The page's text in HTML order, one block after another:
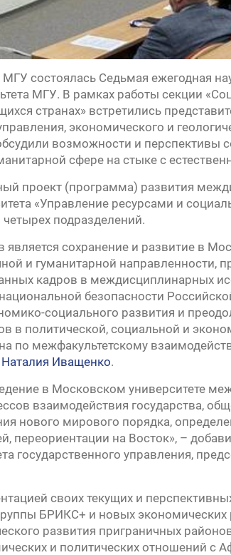
состоялась Седьмая ежегодная
МГУ. В рамках работы секции
странах» встретились
экономического и
возможности и перспективы
сфере на стыке с
проект (программа) развития
«Управление ресурсами и
четырех подразделений.
сохранение и развитие в
и гуманитарной направленности,
кадров в междисциплинарных
безопасности
социального развития и
в политической, социальной и
по межфакультетскому
Наталия Иващенко.
в Московском университете
взаимодействия государства,
нового мирового порядка,
переориентации на Восток», –
государственного управления,
своих текущих и
БРИКС+ и новых экономических
развития приграничных
и политических отношений с